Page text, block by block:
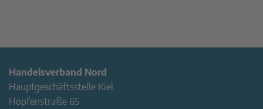
Handelsverband Nord
Hauptgeschäftsstelle Kiel
Hopfenstraße 65